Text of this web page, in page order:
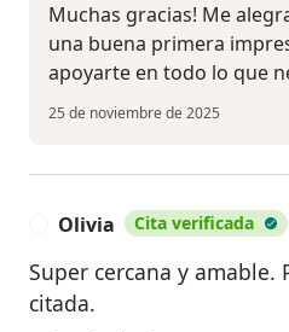
Muchas gracias! Me
una buena primera
apoyarte en todo lo que
25 de noviembre de 2025
Olivia Cita verificada
Super cercana y amable.
citada.